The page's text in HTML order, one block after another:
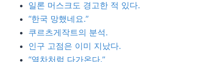
일론 머스크도 경고한 적 있다.
“한국 망했네요.”
쿠르츠게작트의 분석.
인구 고점은 이미 지났다.
“열차처럼 다가온다.”